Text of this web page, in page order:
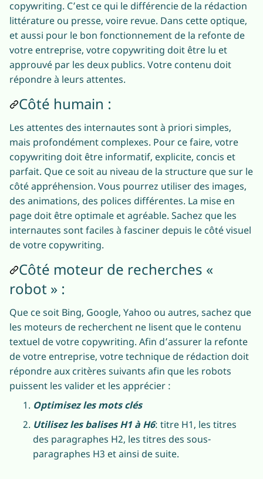
copywriting. C’est ce qui le différencie de la rédaction
littérature ou presse, voire revue. Dans cette optique,
et aussi pour le bon fonctionnement de la refonte de
votre entreprise, votre copywriting doit être lu et
approuvé par les deux publics. Votre contenu doit
répondre à leurs attentes.
Côté humain :
Les attentes des internautes sont à priori simples,
mais profondément complexes. Pour ce faire, votre
copywriting doit être informatif, explicite, concis et
parfait. Que ce soit au niveau de la structure que sur le
côté appréhension. Vous pourrez utiliser des images,
des animations, des polices différentes. La mise en
page doit être optimale et agréable. Sachez que les
internautes sont faciles à fasciner depuis le côté visuel
de votre copywriting.
Côté moteur de recherches «
robot » :
Que ce soit Bing, Google, Yahoo ou autres, sachez que
les moteurs de recherchent ne lisent que le contenu
textuel de votre copywriting. Afin d’assurer la refonte
de votre entreprise, votre technique de rédaction doit
répondre aux critères suivants afin que les robots
puissent les valider et les apprécier :
Optimisez les mots clés
Utilisez les balises H1 à H6: titre H1, les titres
des paragraphes H2, les titres des sous-
paragraphes H3 et ainsi de suite.